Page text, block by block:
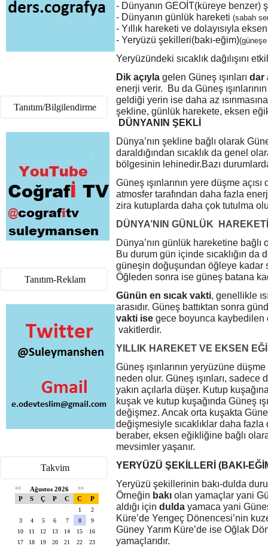
Tanıtım/Bilgilendirme
Tanıtım-Reklam
Takvim
<< Ağustos 2026 >>
P S Ç P C C P
1
2
3
4 5 6 7 8
9
10
11 12 13 14 15
16
17
18 19 20 21 22
23
- Dünyanın GEOİT(küreye benzer)
- Dünyanın günlük hareketi (sabah
- Yıllık hareketi ve dolayısıyla
- Yeryüzü şekilleri(bakı-eğim)
Yeryüzündeki sıcaklık dağılışını
Dik açıyla gelen Güneş ışınları dar
enerji verir. Bu da Güneş
geldiği yerin ise daha az
şekline, günlük harekete, eksen
DÜNYANIN ŞEKLİ
Dünya’nın şekline bağlı olarak
daraldığından sıcaklık da genel
bölgesinin lehinedir.Bazı
Güneş ışınlarının yere düşme
atmosfer tarafından daha fazla
zira kutuplarda daha çok tutulma
DÜ NYA’NIN GÜ NLÜ K HAREKET
Dünya’nın günlük hareketine bağlı
Bu durum gün içinde sıcaklığın da
güneşin doğuşundan öğleye kadar
Öğleden sonra ise güneş batana
Günün en sıcak vakti, genellikle
arasıdır. Güneş battıktan sonra
vakti ise gece boyunca kaybedilen
vakitlerdir.
YILLIK HAREKET VE EKSEN EĞİ
Güneş ışınlarının yeryüzüne
neden olur. Güneş ışınları,
yakın açılarla düşer. Kutup
kuşak ve kutup kuşağında Güneş
değişmez. Ancak orta kuşakta
değişmesiyle sıcaklıklar daha
beraber, eksen eğikliğine bağlı
mevsimler yaşanır.
YERYÜZÜ Ş EK LLER (BAKI-EĞİ
Yeryüzü şekillerinin bakı-dulda
Örneğin bakı olan yamaçlar yani
aldığı için dulda yamaca yani
Küre’de Yengeç Dönencesi’nin
Güney Yarım Küre’de ise Oğlak
yamaçlarıdır.